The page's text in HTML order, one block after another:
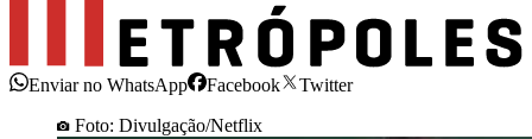
Enviar no WhatsApp Facebook
Twitter
Foto: Divulgação/Netflix